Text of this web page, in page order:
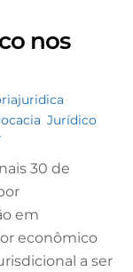
nos
,Jurídico
30 de
em
econômico
a ser